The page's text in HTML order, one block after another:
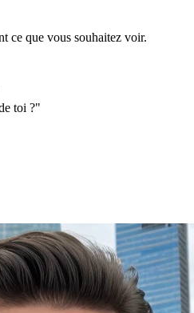
ce que vous souhaitez voir.
toi ?"